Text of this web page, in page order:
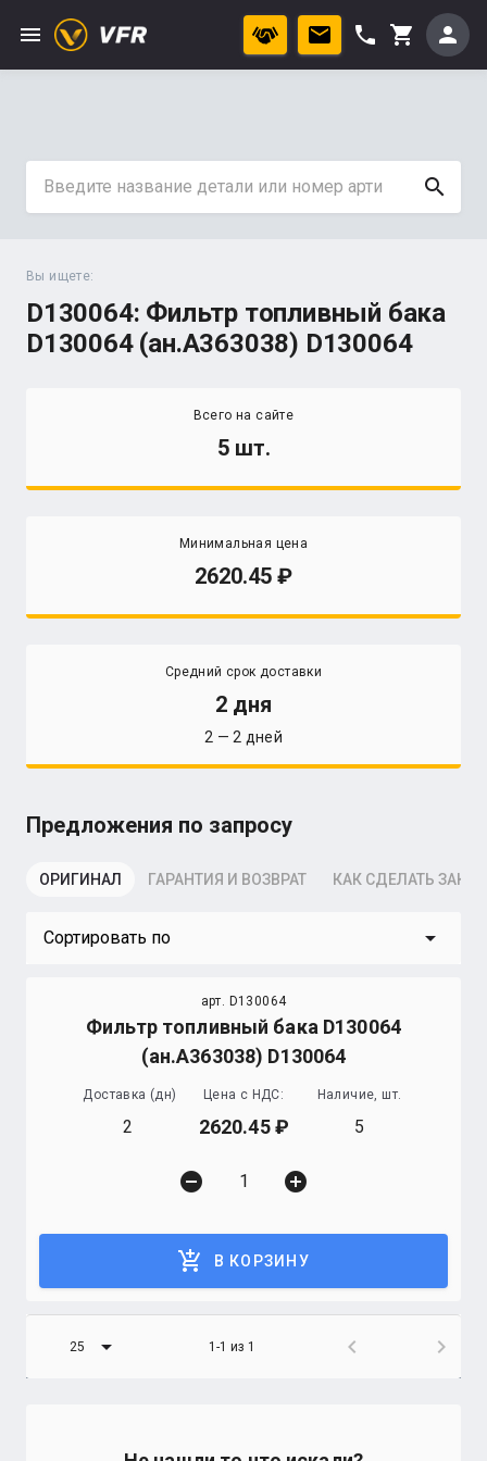
menu phone shopping_cart person
search
Вы ищете:
D130064: Фильтр топливный бака
D130064 (ан.А363038) D130064
Всего на сайте
5 шт.
Минимальная цена
2620.45
Средний срок доставки
2 дня
2 — 2 дней
Предложения по запросу
ОРИГИНАЛ ГАРАНТИЯ И ВОЗВРАТ КАК СДЕЛАТЬ
Сортировать по arrow_drop_down
арт. D130064
Фильтр топливный бака D130064
(ан.А363038) D130064
Доставка (дн)
2
Цена с НДС:
2620.45
Наличие, шт.
5
remove_circle add_circle
add_shopping_cart В КОРЗИНУ
25 arrow_drop_down 1-1 из 1 chevron_left chevron_right